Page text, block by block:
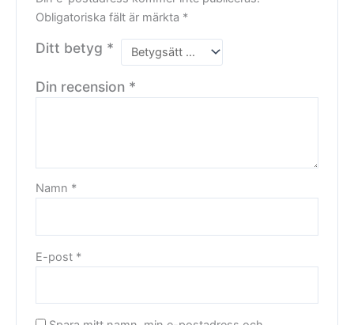
Obligatoriska fält är märkta *
Ditt betyg *
Din recension *
Namn *
E-post *